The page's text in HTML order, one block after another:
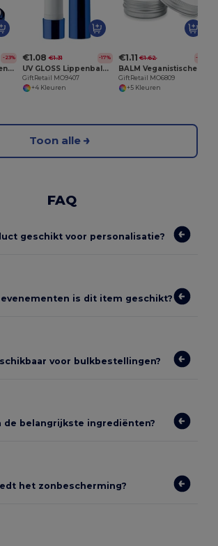
-23%
DUO MIRROR Lippenbalsem spiegel
€1.08 €1.31 -17%
UV GLOSS Lippenbalsem
GiftRetail MO9407
+4 Kleuren
€1.11 €1.62 -31%
GiftRetail MO6809
+5 Kleuren
Toon alle
FAQ
geschikt voor personalisatie?
is dit item geschikt?
voor bulkbestellingen?
de belangrijkste ingrediënten?
het zonbescherming?